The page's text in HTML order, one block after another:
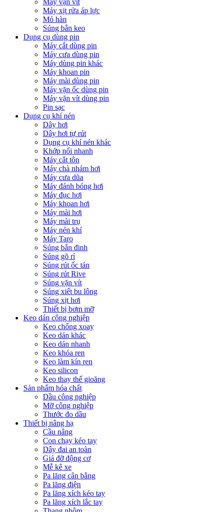
Máy vặn vít
Máy xịt rửa áp lực
Mỏ hàn
Súng bắn keo
Dụng cụ dùng pin
Máy cắt dùng pin
Máy cưa dùng pin
Máy dùng pin khác
Máy khoan pin
Máy mài dùng pin
Máy vặn ốc dùng pin
Máy vặn vít dùng pin
Pin sạc
Dụng cụ khí nén
Dây hơi
Dây hơi tự rút
Dụng cụ khí nén khác
Khớp nối nhanh
Máy cắt tôn
Máy chà nhám hơi
Máy cưa dũa
Máy đánh bóng hơi
Máy đục hơi
Máy khoan hơi
Máy mài hơi
Máy mài trụ
Máy nén khí
Máy Taro
Súng bắn đinh
Súng gõ rỉ
Súng rút ốc tán
Súng rút Rive
Súng vặn vít
Súng xiết bu lông
Súng xịt hơi
Thiết bị bơm mỡ
Keo dán công nghiệp
Keo chống xoay
Keo dán khác
Keo dán nhanh
Keo khóa ren
Keo làm kín ren
Keo silicon
Keo thay thế gioăng
Sản phẩm hóa chất
Dầu công nghiệp
Mỡ công nghiệp
Thước đo dầu
Thiết bị nâng hạ
Cầu nâng
Con chạy kéo tay
Dây đai an toàn
Giá đỡ động cơ
Mễ kê xe
Pa lăng cân bằng
Pa lăng điện
Pa lăng xích kéo tay
Pa lăng xích lắc tay